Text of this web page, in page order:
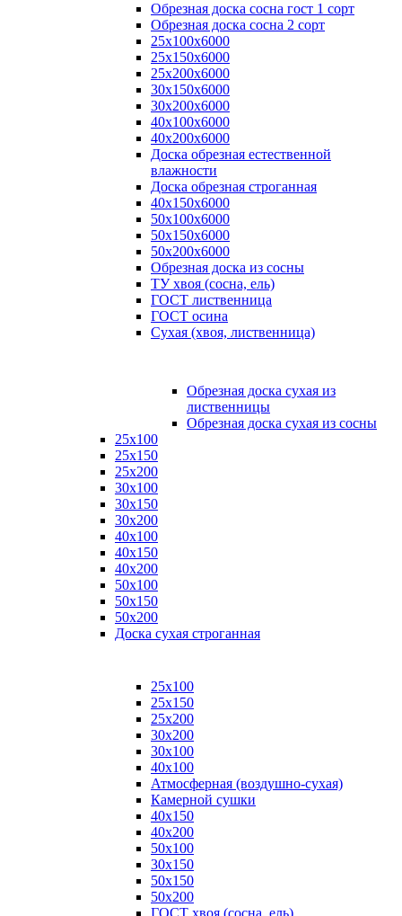
Обрезная доска сосна гост 1 сорт
Обрезная доска сосна 2 сорт
25х100х6000
25х150х6000
25х200х6000
30х150х6000
30х200х6000
40х100х6000
40х200х6000
Доска обрезная естественной
влажности
Доска обрезная строганная
40х150х6000
50х100х6000
50х150х6000
50х200х6000
Обрезная доска из сосны
ТУ хвоя (сосна, ель)
ГОСТ лиственница
ГОСТ осина
Сухая (хвоя, лиственница)
Обрезная доска сухая из
лиственницы
Обрезная доска сухая из сосны
25х100
25х150
25х200
30х100
30х150
30х200
40х100
40х150
40х200
50х100
50х150
50х200
Доска сухая строганная
25х100
25х150
25х200
30х200
30х100
40х100
Атмосферная (воздушно-сухая)
Камерной сушки
40х150
40х200
50х100
30х150
50х150
50х200
ГОСТ хвоя (сосна, ель)